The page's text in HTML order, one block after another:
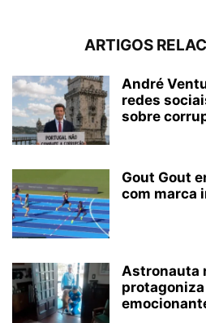
ARTIGOS
André
redes
sobre
Gout Gout
com marca
Astronauta